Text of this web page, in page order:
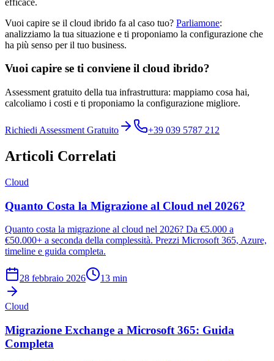
Vuoi capire se il cloud ibrido fa al caso tuo? Parliamone:
analizziamo la tua situazione e ti proponiamo la configurazione che
ha più senso per il tuo business.
Vuoi capire se ti conviene il cloud ibrido?
Assessment gratuito della tua infrastruttura: mappiamo cosa hai,
calcoliamo i costi e ti proponiamo la configurazione migliore.
Richiedi Assessment Gratuito +39 039 5787 212
Articoli Correlati
Cloud
Quanto Costa la Migrazione al Cloud nel 2026?
Quanto costa la migrazione al cloud nel 2026? Da €5.000 a
€50.000+ a seconda della complessità. Prezzi Microsoft 365, Azure,
timeline e guida completa.
28 febbraio 2026 13 min
Cloud
Migrazione Exchange a Microsoft 365: Guida
Completa